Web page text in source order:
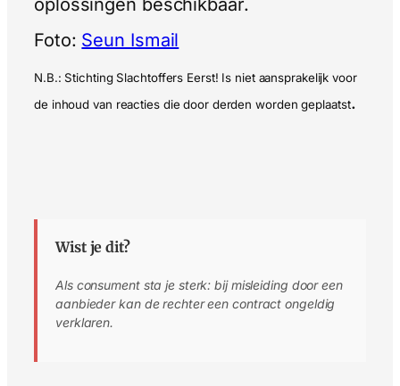
Foto: Seun Ismail
N.B.: Stichting Slachtoffers Eerst! Is niet aansprakelijk voor
de inhoud van reacties die door derden worden geplaatst.
Wist je dit?
Als consument sta je sterk: bij misleiding door een
aanbieder kan de rechter een contract ongeldig
verklaren.